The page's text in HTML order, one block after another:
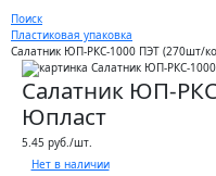
Поиск
Пластиковая упаковка
Салатник ЮП-РКС-1000 ПЭТ (270шт/
Салатник ЮП-
Юпласт
5.45 руб./шт.
Нет в наличии